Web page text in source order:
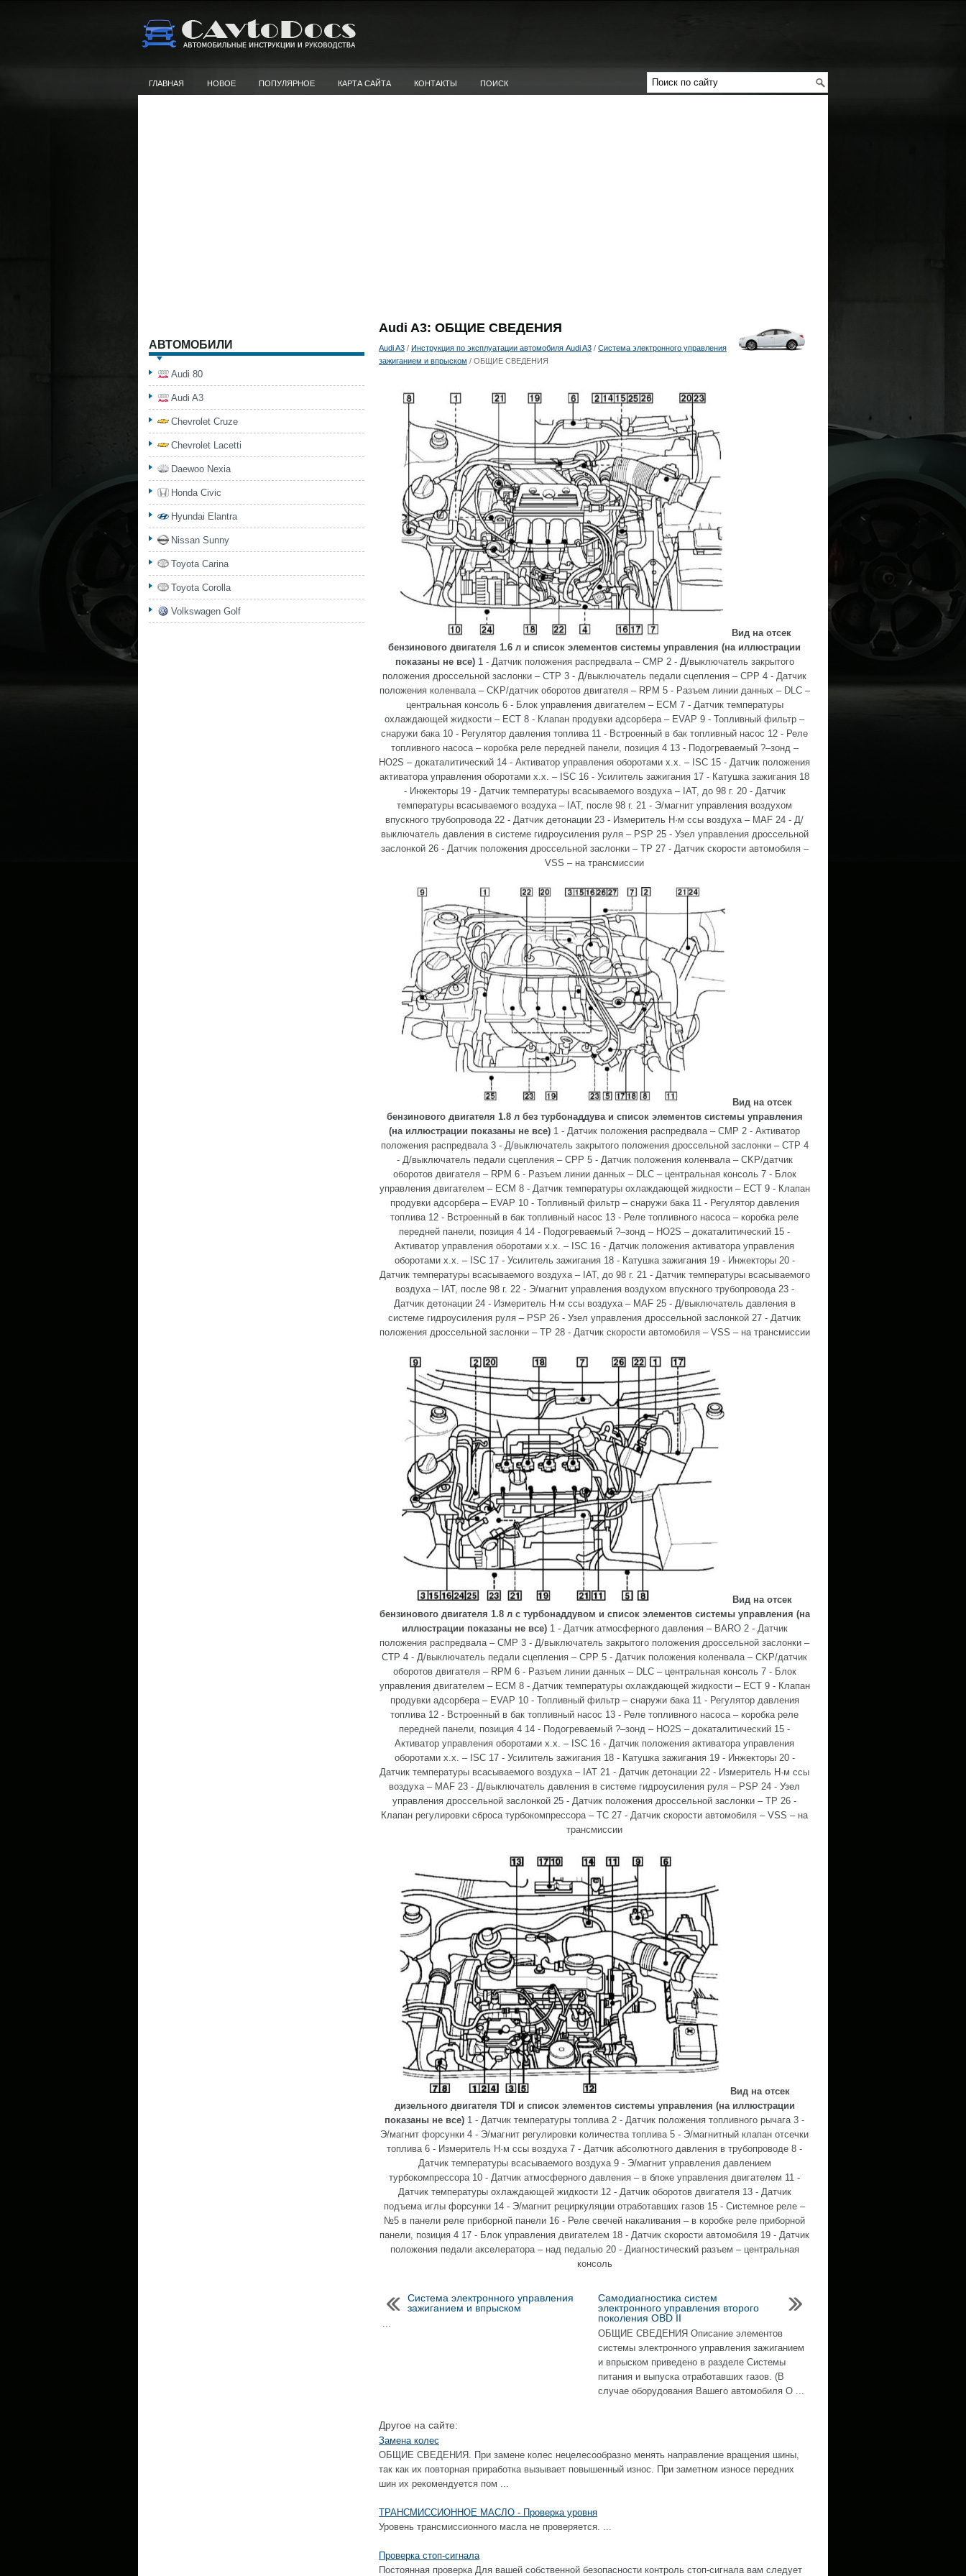
ГЛАВНАЯ НОВОЕ ПОПУЛЯРНОЕ КАРТА САЙТА КОНТАКТЫ ПОИСК
Audi A3: ОБЩИЕ СВЕДЕНИЯ
Audi A3 / Инструкция по эксплуатации автомобиля Audi A3 / Система электронного управления
зажиганием и впрыском / ОБЩИЕ СВЕДЕНИЯ
Вид на отсек
бензинового двигателя 1.6 л и список элементов системы управления (на иллюстрации
показаны не все)1 - Датчик положения распредвала – CMP 2 - Д/выключатель закрытого
положения дроссельной заслонки – CTP 3 - Д/выключатель педали сцепления – CPP 4 - Датчик
положения коленвала – CKP/датчик оборотов двигателя – RPM 5 - Разъем линии данных – DLC –
центральная консоль 6 - Блок управления двигателем – ECM 7 - Датчик температуры
охлаждающей жидкости – ECT 8 - Клапан продувки адсорбера – EVAP 9 - Топливный фильтр –
снаружи бака 10 - Регулятор давления топлива 11 - Встроенный в бак топливный насос 12 - Реле
топливного насоса – коробка реле передней панели, позиция 4 13 - Подогреваемый ?–зонд –
HO2S – докаталитический 14 - Активатор управления оборотами х.х. – ISC 15 - Датчик положения
активатора управления оборотами х.х. – ISC 16 - Усилитель зажигания 17 - Катушка зажигания 18
- Инжекторы 19 - Датчик температуры всасываемого воздуха – IAT, до 98 г. 20 - Датчик
температуры всасываемого воздуха – IAT, после 98 г. 21 - Э/магнит управления воздухом
впускного трубопровода 22 - Датчик детонации 23 - Измеритель H·м ссы воздуха – MAF 24 - Д/
выключатель давления в системе гидроусиления руля – PSP 25 - Узел управления дроссельной
заслонкой 26 - Датчик положения дроссельной заслонки – TP 27 - Датчик скорости автомобиля –
VSS – на трансмиссии
Вид на отсек
бензинового двигателя 1.8 л без турбонаддува и список элементов системы управления
(на иллюстрации показаны не все) 1 - Датчик положения распредвала – CMP 2 - Активатор
положения распредвала 3 - Д/выключатель закрытого положения дроссельной заслонки – CTP 4
- Д/выключатель педали сцепления – CPP 5 - Датчик положения коленвала – CKP/датчик
оборотов двигателя – RPM 6 - Разъем линии данных – DLC – центральная консоль 7 - Блок
управления двигателем – ECM 8 - Датчик температуры охлаждающей жидкости – ECT 9 - Клапан
продувки адсорбера – EVAP 10 - Топливный фильтр – снаружи бака 11 - Регулятор давления
топлива 12 - Встроенный в бак топливный насос 13 - Реле топливного насоса – коробка реле
передней панели, позиция 4 14 - Подогреваемый ?–зонд – HO2S – докаталитический 15 -
Активатор управления оборотами х.х. – ISC 16 - Датчик положения активатора управления
оборотами х.х. – ISC 17 - Усилитель зажигания 18 - Катушка зажигания 19 - Инжекторы 20 -
Датчик температуры всасываемого воздуха – IAT, до 98 г. 21 - Датчик температуры всасываемого
воздуха – IAT, после 98 г. 22 - Э/магнит управления воздухом впускного трубопровода 23 -
Датчик детонации 24 - Измеритель H·м ссы воздуха – MAF 25 - Д/выключатель давления в
системе гидроусиления руля – PSP 26 - Узел управления дроссельной заслонкой 27 - Датчик
положения дроссельной заслонки – TP 28 - Датчик скорости автомобиля – VSS – на трансмиссии
Вид на отсек
бензинового двигателя 1.8 л с турбонаддувом и список элементов системы управления (на
иллюстрации показаны не все) 1 - Датчик атмосферного давления – BARO 2 - Датчик
положения распредвала – CMP 3 - Д/выключатель закрытого положения дроссельной заслонки –
CTP 4 - Д/выключатель педали сцепления – CPP 5 - Датчик положения коленвала – CKP/датчик
оборотов двигателя – RPM 6 - Разъем линии данных – DLC – центральная консоль 7 - Блок
управления двигателем – ECM 8 - Датчик температуры охлаждающей жидкости – ECT 9 - Клапан
продувки адсорбера – EVAP 10 - Топливный фильтр – снаружи бака 11 - Регулятор давления
топлива 12 - Встроенный в бак топливный насос 13 - Реле топливного насоса – коробка реле
передней панели, позиция 4 14 - Подогреваемый ?–зонд – HO2S – докаталитический 15 -
Активатор управления оборотами х.х. – ISC 16 - Датчик положения активатора управления
оборотами х.х. – ISC 17 - Усилитель зажигания 18 - Катушка зажигания 19 - Инжекторы 20 -
Датчик температуры всасываемого воздуха – IAT 21 - Датчик детонации 22 - Измеритель H·м ссы
воздуха – MAF 23 - Д/выключатель давления в системе гидроусиления руля – PSP 24 - Узел
управления дроссельной заслонкой 25 - Датчик положения дроссельной заслонки – TP 26 -
Клапан регулировки сброса турбокомпрессора – TC 27 - Датчик скорости автомобиля – VSS – на
трансмиссии
Вид на отсек
дизельного двигателя TDI и список элементов системы управления (на иллюстрации
показаны не все) 1 - Датчик температуры топлива 2 - Датчик положения топливного рычага 3 -
Э/магнит форсунки 4 - Э/магнит регулировки количества топлива 5 - Э/магнитный клапан отсечки
топлива 6 - Измеритель H·м ссы воздуха 7 - Датчик абсолютного давления в трубопроводе 8 -
Датчик температуры всасываемого воздуха 9 - Э/магнит управления давлением
турбокомпрессора 10 - Датчик атмосферного давления – в блоке управления двигателем 11 -
Датчик температуры охлаждающей жидкости 12 - Датчик оборотов двигателя 13 - Датчик
подъема иглы форсунки 14 - Э/магнит рециркуляции отработавших газов 15 - Системное реле –
№5 в панели реле приборной панели 16 - Реле свечей накаливания – в коробке реле приборной
панели, позиция 4 17 - Блок управления двигателем 18 - Датчик скорости автомобиля 19 - Датчик
положения педали акселератора – над педалью 20 - Диагностический разъем – центральная
консоль
Система электронного управления
зажиганием и впрыском
...
Самодиагностика систем
электронного управления второго
поколения OBD II
ОБЩИЕ СВЕДЕНИЯ Описание элементов
системы электронного управления зажиганием
и впрыском приведено в разделе Системы
питания и выпуска отработавших газов. (В
случае оборудования Вашего автомобиля O ...
Другое на сайте:
Замена колес
ОБЩИЕ СВЕДЕНИЯ. При замене колес нецелесообразно менять направление вращения шины,
так как их повторная приработка вызывает повышенный износ. При заметном износе передних
шин их рекомендуется пом ...
ТРАНСМИССИОННОЕ МАСЛО - Проверка уровня
Уровень трансмиссионного масла не проверяется. ...
Проверка стоп-сигнала
Постоянная проверка Для вашей собственной безопасности контроль стоп-сигнала вам следует
АВТОМОБИЛИ
Audi 80
Audi A3
Chevrolet Cruze
Chevrolet Lacetti
Daewoo Nexia
Honda Civic
Hyundai Elantra
Nissan Sunny
Toyota Carina
Toyota Corolla
Volkswagen Golf